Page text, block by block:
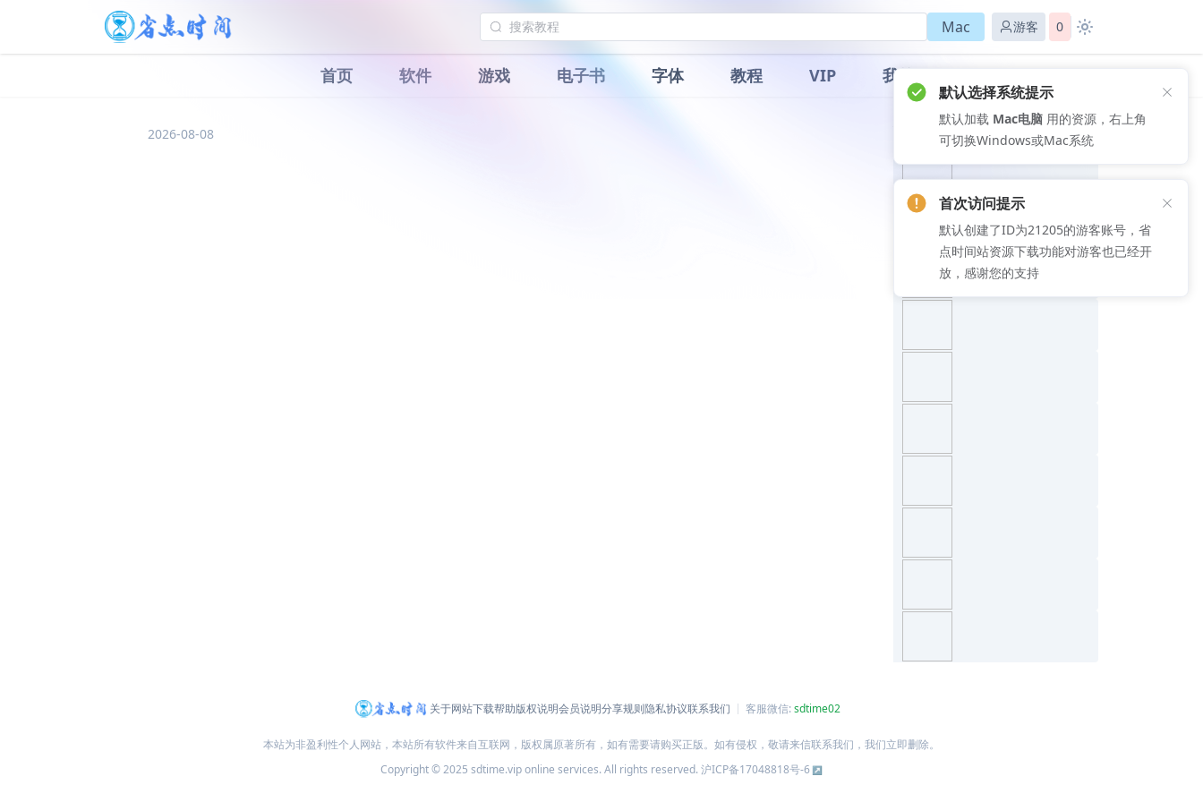
Mac 游客 0
首页 软件 游戏 电子书 字体 教程 VIP 我的
2026-08-08 推荐文章
关于网站下载帮助版权说明会员说明分享规则隐私协议联系我们 客服微信:sdtime02
本站为非盈利性个人网站，本站所有软件来自互联网，版权属原著所有，如有需要请购买正版。如有侵权，敬请来信联系我们，我们立即删除。
Copyright © 2025 sdtime.vip online services. All rights reserved.沪ICP备17048818号-6
默认选择系统提示
默认加载 Mac电脑 用的资源，右上角
可切换Windows或Mac系统
首次访问提示
默认创建了ID为21205的游客账号，省
点时间站资源下载功能对游客也已经开
放，感谢您的支持